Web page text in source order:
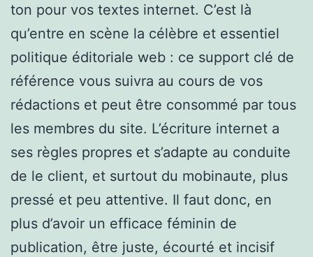
ton pour vos textes internet. C’est là
qu’entre en scène la célèbre et essentiel
politique éditoriale web : ce support clé de
référence vous suivra au cours de vos
rédactions et peut être consommé par tous
les membres du site. L’écriture internet a
ses règles propres et s’adapte au conduite
de le client, et surtout du mobinaute, plus
pressé et peu attentive. Il faut donc, en
plus d’avoir un efficace féminin de
publication, être juste, écourté et incisif